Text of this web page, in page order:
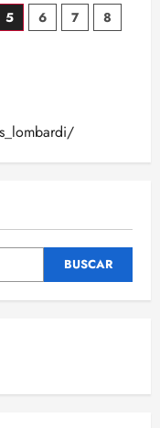
5 6 7
8
BUSCAR